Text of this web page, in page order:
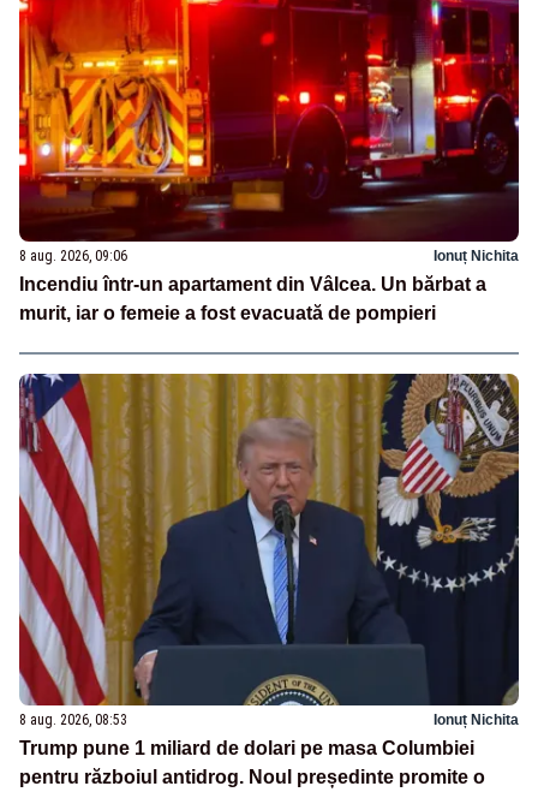
8 aug. 2026, 09:06 Ionuț Nichita
Incendiu într-un apartament din Vâlcea. Un bărbat a
murit, iar o femeie a fost evacuată de pompieri
8 aug. 2026, 08:53 Ionuț Nichita
Trump pune 1 miliard de dolari pe masa Columbiei
pentru războiul antidrog. Noul președinte promite o